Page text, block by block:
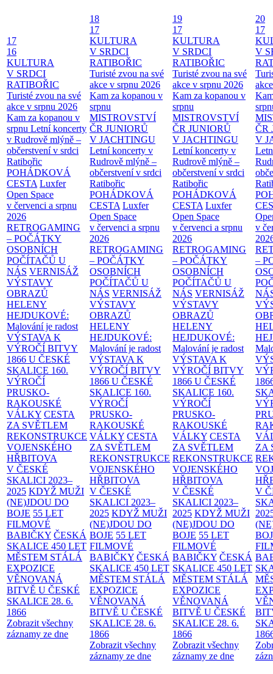
17
16
KULTURA
V SRDCI
RATIBOŘIC
Turisté zvou na své
akce v srpnu 2026
Kam za kopanou v
srpnu Letní koncerty
v Rudrově mlýně –
občerstvení v srdci
Ratibořic
POHÁDKOVÁ
CESTA Luxfer
Open Space
v červenci a srpnu
2026
RETROGAMING
– POČÁTKY
OSOBNÍCH
POČÍTAČŮ U
NÁS VERNISÁŽ
VÝSTAVY
OBRAZŮ
HELENY
HEJDUKOVÉ:
Malování je radost
VÝSTAVA K
VÝROČÍ BITVY
1866 U ČESKÉ
SKALICE 160.
VÝROČÍ
PRUSKO-
RAKOUSKÉ
VÁLKY CESTA
ZA SVĚTLEM
REKONSTRUKCE
VOJENSKÉHO
HŘBITOVA
V ČESKÉ
SKALICI 2023–
2025 KDYŽ MUŽI
(NE)JDOU DO
BOJE 55 LET
FILMOVÉ
BABIČKY ČESKÁ
SKALICE 450 LET
MĚSTEM STÁLÁ
EXPOZICE
VĚNOVANÁ
BITVĚ U ČESKÉ
SKALICE 28. 6.
1866
Zobrazit všechny
záznamy ze dne
18
17
KULTURA
V SRDCI
RATIBOŘIC
Turisté zvou na své
akce v srpnu 2026
Kam za kopanou v
srpnu
MISTROVSTVÍ
ČR JUNIORŮ
V JACHTINGU
Letní koncerty v
Rudrově mlýně –
občerstvení v srdci
Ratibořic
POHÁDKOVÁ
CESTA Luxfer
Open Space
v červenci a srpnu
2026
RETROGAMING
– POČÁTKY
OSOBNÍCH
POČÍTAČŮ U
NÁS VERNISÁŽ
VÝSTAVY
OBRAZŮ
HELENY
HEJDUKOVÉ:
Malování je radost
VÝSTAVA K
VÝROČÍ BITVY
1866 U ČESKÉ
SKALICE 160.
VÝROČÍ
PRUSKO-
RAKOUSKÉ
VÁLKY CESTA
ZA SVĚTLEM
REKONSTRUKCE
VOJENSKÉHO
HŘBITOVA
V ČESKÉ
SKALICI 2023–
2025 KDYŽ MUŽI
(NE)JDOU DO
BOJE 55 LET
FILMOVÉ
BABIČKY ČESKÁ
SKALICE 450 LET
MĚSTEM STÁLÁ
EXPOZICE
VĚNOVANÁ
BITVĚ U ČESKÉ
SKALICE 28. 6.
1866
Zobrazit všechny
záznamy ze dne
19
17
KULTURA
V SRDCI
RATIBOŘIC
Turisté zvou na své
akce v srpnu 2026
Kam za kopanou v
srpnu
MISTROVSTVÍ
ČR JUNIORŮ
V JACHTINGU
Letní koncerty v
Rudrově mlýně –
občerstvení v srdci
Ratibořic
POHÁDKOVÁ
CESTA Luxfer
Open Space
v červenci a srpnu
2026
RETROGAMING
– POČÁTKY
OSOBNÍCH
POČÍTAČŮ U
NÁS VERNISÁŽ
VÝSTAVY
OBRAZŮ
HELENY
HEJDUKOVÉ:
Malování je radost
VÝSTAVA K
VÝROČÍ BITVY
1866 U ČESKÉ
SKALICE 160.
VÝROČÍ
PRUSKO-
RAKOUSKÉ
VÁLKY CESTA
ZA SVĚTLEM
REKONSTRUKCE
VOJENSKÉHO
HŘBITOVA
V ČESKÉ
SKALICI 2023–
2025 KDYŽ MUŽI
(NE)JDOU DO
BOJE 55 LET
FILMOVÉ
BABIČKY ČESKÁ
SKALICE 450 LET
MĚSTEM STÁLÁ
EXPOZICE
VĚNOVANÁ
BITVĚ U ČESKÉ
SKALICE 28. 6.
1866
Zobrazit všechny
záznamy ze dne
20
17
V
ČR
V
v
–
ZA
V